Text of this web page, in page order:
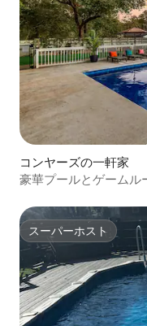
コンヤーズの一軒家
豪華プールとゲームル
スーパーホスト
スーパーホスト